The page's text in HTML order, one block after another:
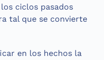
ciclos pasados
tal que se convierte
en los hechos la